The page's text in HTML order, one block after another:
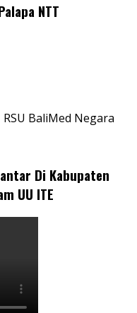
NTT
BaliMed Negara
Di Kabupaten
UU ITE